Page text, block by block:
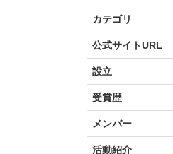
カテゴリ
公式サイトURL
設立
受賞歴
メンバー
活動紹介